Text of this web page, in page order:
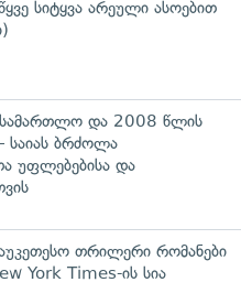
სიტყვა არეული ასოებით
და 2008 წლის
საიას ბრძოლა
უფლებებისა და
თრილერი რომანები
York Times-ის სია